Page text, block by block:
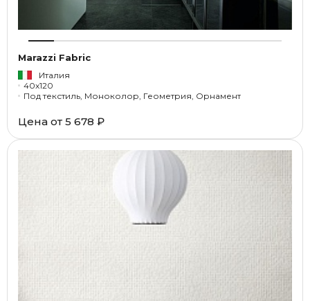
Marazzi Fabric
Италия
40x120
Под текстиль, Моноколор, Геометрия, Орнамент
Цена от 5 678 ₽